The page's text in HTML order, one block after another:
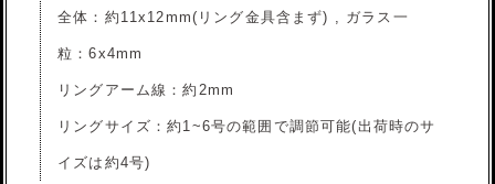
全体：約11x12mm(リング金具含まず) , ガラス一
粒：6x4mm
リングアーム線：約2mm
リングサイズ：約1~6号の範囲で調節可能(出荷時のサ
イズは約4号)